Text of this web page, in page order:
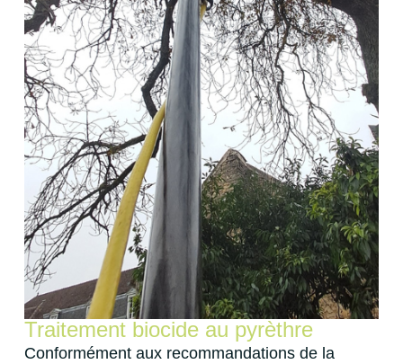
Traitement biocide au pyrèthre
Conformément aux recommandations de la